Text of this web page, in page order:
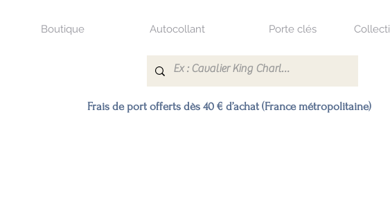
Boutique Autocollant Porte clés
Frais de port offerts dès 40 € d’achat (France métropolitaine)